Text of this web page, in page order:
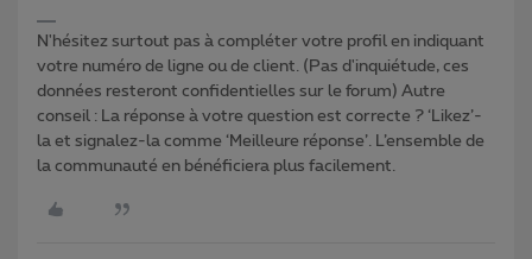
N'hésitez surtout pas à compléter votre profil en indiquant
votre numéro de ligne ou de client. (Pas d'inquiétude, ces
données resteront confidentielles sur le forum) Autre
conseil : La réponse à votre question est correcte ? ‘Likez’-
la et signalez-la comme ‘Meilleure réponse’. L’ensemble de
la communauté en bénéficiera plus facilement.